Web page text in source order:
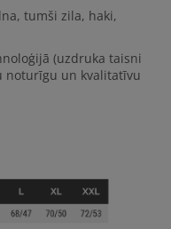
tumši zila, haki,
(uzdruka taisni
noturīgu un kvalitatīvu